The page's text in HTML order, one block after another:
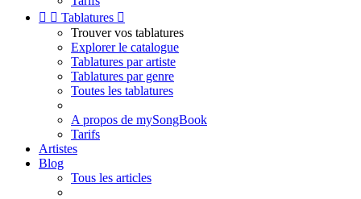
  Tablatures 
Trouver vos tablatures
Explorer le catalogue
Tablatures par artiste
Tablatures par genre
Toutes les tablatures
A propos de mySongBook
Tarifs
Artistes
Blog
Tous les articles